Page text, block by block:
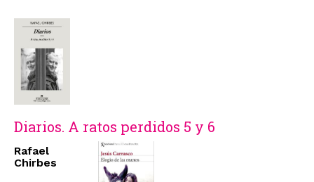
Diarios. A ratos perdidos 5 y 6
Rafael
Chirbes